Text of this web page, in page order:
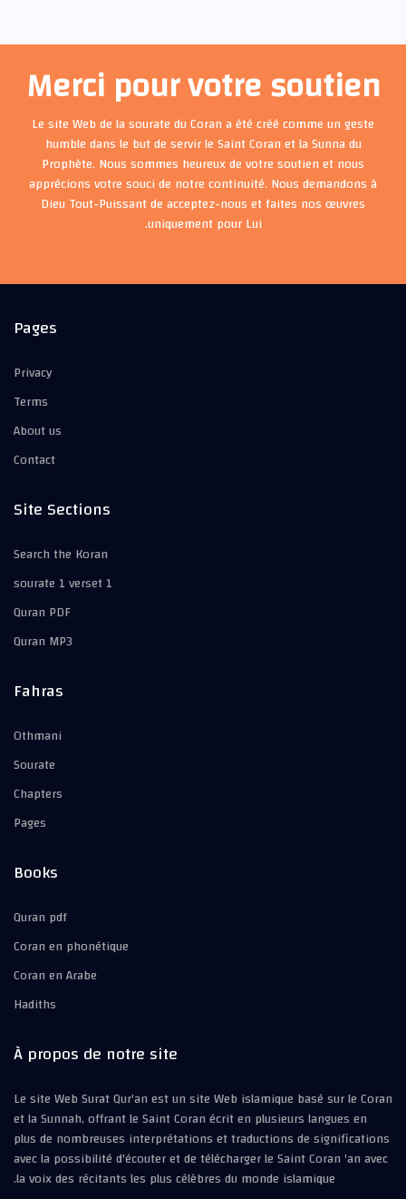
Merci pour votre soutien
Le site Web de la sourate du Coran a été créé comme un geste
humble dans le but de servir le Saint Coran et la Sunna du
Prophète. Nous sommes heureux de votre soutien et nous
apprécions votre souci de notre continuité. Nous demandons à
Dieu Tout-Puissant de acceptez-nous et faites nos œuvres
uniquement pour Lui.
Pages
Privacy
Terms
About us
Contact
Site Sections
Search the Koran
sourate 1 verset 1
Quran PDF
Quran MP3
Fahras
Othmani
Sourate
Chapters
Pages
Books
Quran pdf
Coran en phonétique
Coran en Arabe
Hadiths
À propos de notre site
Le site Web Surat Qur'an est un site Web islamique basé sur le Coran
et la Sunnah, offrant le Saint Coran écrit en plusieurs langues en
plus de nombreuses interprétations et traductions de significations
avec la possibilité d'écouter et de télécharger le Saint Coran 'an avec
la voix des récitants les plus célèbres du monde islamique.